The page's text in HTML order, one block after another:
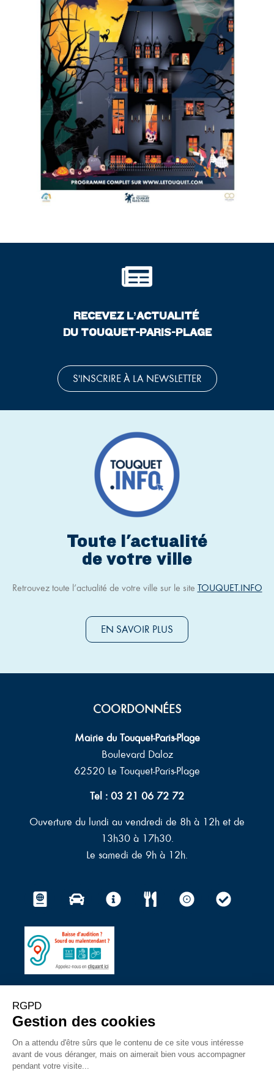
RECEVEZ L’ACTUALITÉ
DU TOUQUET-PARIS-PLAGE
S'INSCRIRE À LA NEWSLETTER
Toute l'actualité
de votre ville
Retrouvez toute l’actualité de votre ville sur le site TOUQUET.INFO
EN SAVOIR PLUS
COORDONNÉES
Mairie du Touquet-Paris-Plage
Boulevard Daloz
62520 Le Touquet-Paris-Plage
Tel : 03 21 06 72 72
Ouverture du lundi au vendredi de 8h à 12h et de
13h30 à 17h30.
Le samedi de 9h à 12h.
© 2023 – Ville du Touquet- Mentions légales–Politique de protection des données à